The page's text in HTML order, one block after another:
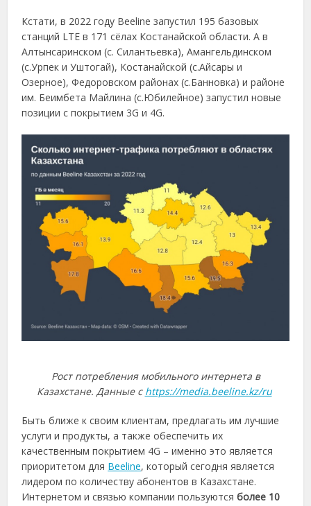
Кстати, в 2022 году Beeline запустил 195 базовых
станций LTE в 171 сёлах Костанайской области. А в
Алтынсаринском (с. Силантьевка), Амангельдинском
(с.Урпек и Уштогай), Костанайской (с.Айсары и
Озерное), Федоровском районах (с.Банновка) и районе
им. Беимбета Майлина (с.Юбилейное) запустил новые
позиции с покрытием 3G и 4G.
Рост потребления мобильного интернета в
Казахстане. Данные с https://media.beeline.kz/ru
Быть ближе к своим клиентам, предлагать им лучшие
услуги и продукты, а также обеспечить их
качественным покрытием 4G – именно это является
приоритетом для Beeline, который сегодня является
лидером по количеству абонентов в Казахстане.
Интернетом и связью компании пользуютсяболее 10